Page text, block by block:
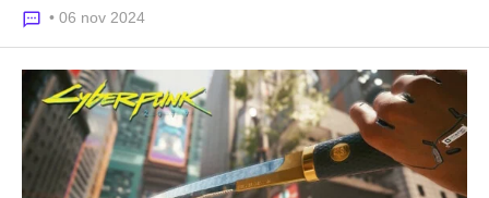
• 06 nov 2024